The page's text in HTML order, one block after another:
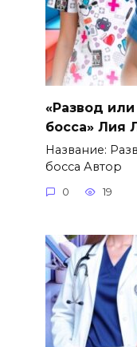
«Развод
босса» Лия
Название:
босса Автор
0 19